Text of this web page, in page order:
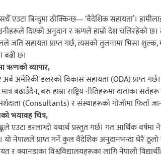
एउटा बिन्दुमा ठोक्किन्छ— ‘वैदेशिक सहायता’।
उनीहरूले दिएको अनुदान र ऋणले हाम्रो देश चलिरहेको
जति सहायता प्राप्त गर्छ, त्यसको तुलनामा भिसा
बढी छ।
ऋणको व्यापार,
अर्ब अमेरिकी डलरको विकास सहायता (ODA) प्राप्त
बढाउँदैन, बरु हाम्रा राष्ट्रिय नीतिहरूमा दाताका
(Consultants) र संस्थाहरूको गोजीमा फिर्ता
भयावह चित्र,
एउटा डरलाग्दो यथार्थ प्रस्तुत गर्छ। गत आर्थिक
नेपालले प्राप्त गर्ने कुल वैदेशिक अनुदानभन्दा धेरै ठूलो
र क्यानडाका विश्वविद्यालयहरूका लागि नेपाली